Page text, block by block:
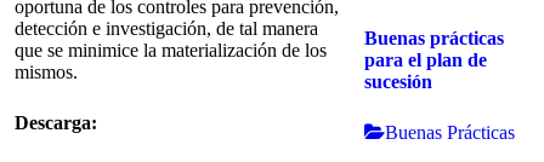
oportuna de los controles para prevención,
detección e investigación, de tal manera
que se minimice la materialización de los
mismos.
Descarga:
Buenas prácticas
para el plan de
sucesión
Buenas Prácticas